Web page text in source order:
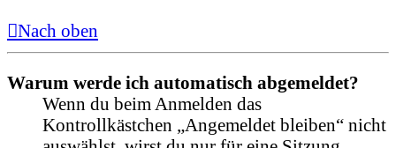
Nach oben
Warum werde ich automatisch abgemeldet?
Wenn du beim Anmelden das
Kontrollkästchen „Angemeldet bleiben“ nicht